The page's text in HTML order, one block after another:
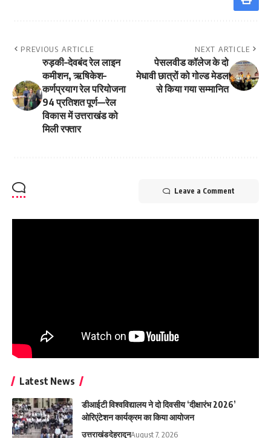
PREVIOUS ARTICLE
रुड़की–देवबंद रेल लाइन
कमीशन, ऋषिकेश–
कर्णप्रयाग रेल परियोजना
94 प्रतिशत पूर्ण—रेल
विकास में उत्तराखंड को
मिली रफ्तार
NEXT ARTICLE
पेसलवीड कॉलेज के दो
मेधावी छात्रों को गोल्ड मेडल
से किया गया सम्मानित
Leave a Comment
Latest News
डीआईटी विश्वविद्यालय ने दो दिवसीय ‘दीक्षारंभ 2026’
ओरिएंटेशन कार्यक्रम का किया आयोजन
उत्तराखंडदेहरादूनAugust 7, 2026